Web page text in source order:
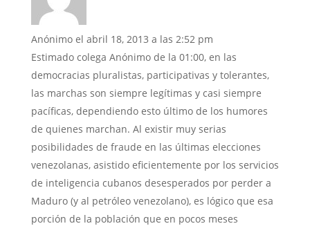
Anónimo el abril 18, 2013 a las 2:52 pm
Estimado colega Anónimo de la 01:00, en las
democracias pluralistas, participativas y tolerantes,
las marchas son siempre legítimas y casi siempre
pacíficas, dependiendo esto último de los humores
de quienes marchan. Al existir muy serias
posibilidades de fraude en las últimas elecciones
venezolanas, asistido eficientemente por los servicios
de inteligencia cubanos desesperados por perder a
Maduro (y al petróleo venezolano), es lógico que esa
porción de la población que en pocos meses